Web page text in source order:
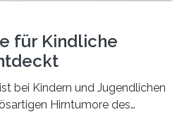
für Kindliche
bei Kindern und Jugendlichen
Hirntumore des